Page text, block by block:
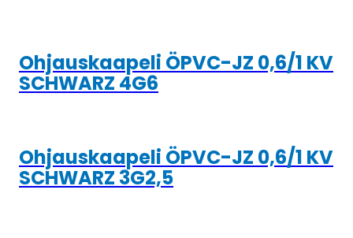
Ohjauskaapeli ÖPVC-JZ 0,6/1 KV
SCHWARZ 4G6
Ohjauskaapeli ÖPVC-JZ 0,6/1 KV
SCHWARZ 3G2,5